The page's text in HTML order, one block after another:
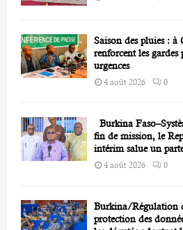
Saison des pluies : à
renforcent les
urgences
4 août 2026 0
Burkina
fin de mission, le
intérim salue un
4 août 2026 0
Burkina/Régulation
protection des